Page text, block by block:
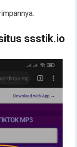
ssstik.io